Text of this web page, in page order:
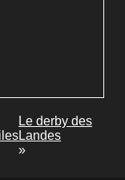
Le derby des
Landes
»